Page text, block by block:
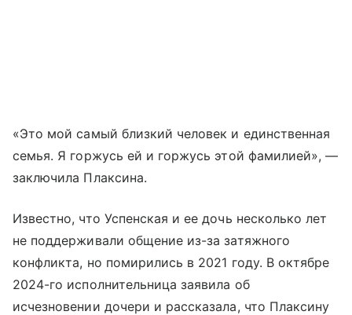
«Это мой самый близкий человек и единственная
семья. Я горжусь ей и горжусь этой фамилией», —
заключила Плаксина.
Известно, что Успенская и ее дочь несколько лет
не поддерживали общение из-за затяжного
конфликта, но помирились в 2021 году. В октябре
2024-го исполнительница заявила об
исчезновении дочери и рассказала, что Плаксину